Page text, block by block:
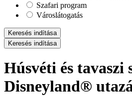
Szafari program
Városlátogatás
Keresés indítása
Keresés indítása
Húsvéti és tavaszi
Disneyland®